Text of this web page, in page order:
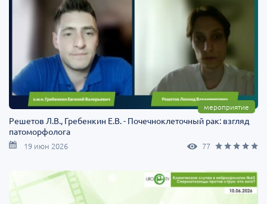
мероприятие
Решетов Л.В., Гребенкин Е.В. - Почечноклеточный рак: взгляд
патоморфолога
19 июн 2026 77